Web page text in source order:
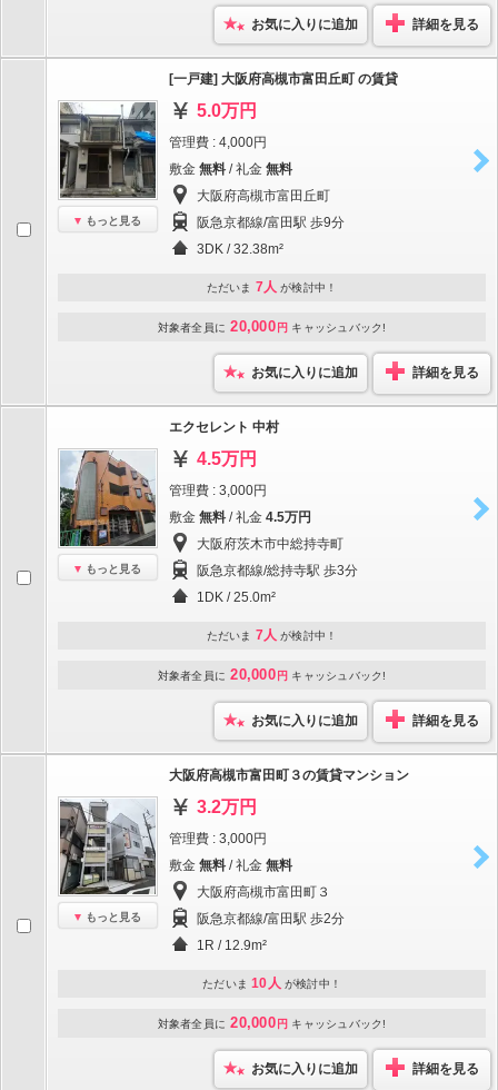
お気に入りに追加 詳細を見る
もっと見る
[一戸建] 大阪府高槻市富田丘町 の賃貸
5.0万円
管理費 : 4,000円
敷金 無料 / 礼金 無料
大阪府高槻市富田丘町
阪急京都線/富田駅 歩9分
3DK / 32.38m²
ただいま 7人 が検討中！
対象者全員に 20,000 円 キャッシュバック!
お気に入りに追加 詳細を見る
もっと見る
エクセレント 中村
4.5万円
管理費 : 3,000円
敷金 無料 / 礼金 4.5万円
大阪府茨木市中総持寺町
阪急京都線/総持寺駅 歩3分
1DK / 25.0m²
ただいま 7人 が検討中！
対象者全員に 20,000 円 キャッシュバック!
お気に入りに追加 詳細を見る
もっと見る
大阪府高槻市富田町３の賃貸マンション
3.2万円
管理費 : 3,000円
敷金 無料 / 礼金 無料
大阪府高槻市富田町３
阪急京都線/富田駅 歩2分
1R / 12.9m²
ただいま 10人 が検討中！
対象者全員に 20,000 円 キャッシュバック!
お気に入りに追加 詳細を見る